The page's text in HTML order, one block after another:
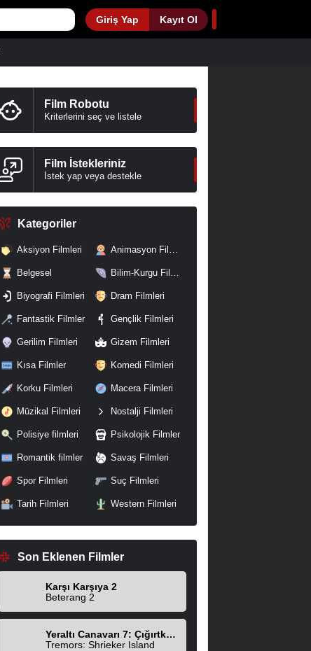
Giriş Yap Kayıt Ol
Film Robotu
Kriterlerini seç ve listele
Film İstekleriniz
İstek yap veya destekle
Kategoriler
Aksiyon Filmleri Animasyon Filmleri
Belgesel Bilim-Kurgu Filmleri
Biyografi Filmleri Dram Filmleri
Fantastik Filmler Gençlik Filmleri
Gerilim Filmleri Gizem Filmleri
Kısa Filmler Komedi Filmleri
Korku Filmleri Macera Filmleri
Müzikal Filmleri Nostalji Filmleri
Polisiye filmleri Psikolojik Filmler
Romantik filmler Savaş Filmleri
Spor Filmleri Suç Filmleri
Tarih Filmleri Western Filmleri
Son Eklenen Filmler
Karşı Karşıya 2
Beterang 2
Yeraltı Canavarı 7: Çığırtkanlar Adası
Tremors: Shrieker Island